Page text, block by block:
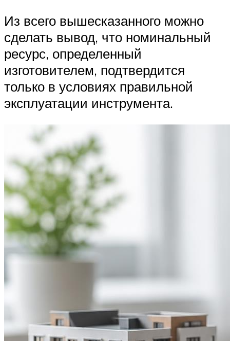
Из всего вышесказанного можно
сделать вывод, что номинальный
ресурс, определенный
изготовителем, подтвердится
только в условиях правильной
эксплуатации инструмента.